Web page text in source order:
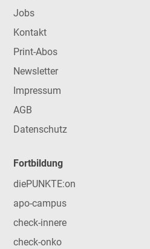
Jobs
Kontakt
Print-Abos
Newsletter
Impressum
AGB
Datenschutz
Fortbildung
diePUNKTE:on
apo-campus
check-innere
check-onko